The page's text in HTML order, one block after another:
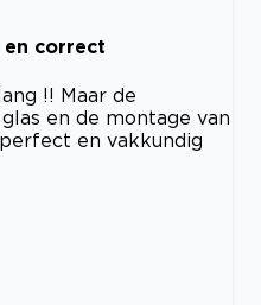
correct
!! Maar de
en de montage van
en vakkundig